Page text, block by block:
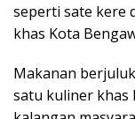
seperti sate kere
khas Kota
Makanan
satu kuliner khas